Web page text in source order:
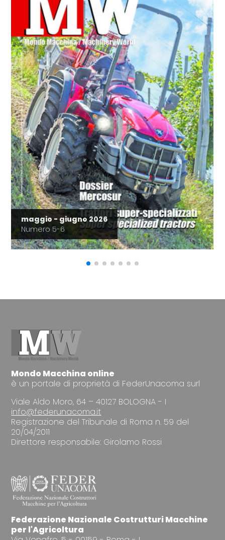
maggio - giugno 2026
Numero 5-6
Mondo Macchina online
è un portale di proprietà di FederUnacoma surl
Viale Aldo Moro, 64 – 40127 BOLOGNA - I
info@federunacoma.it
Registrazione del Tribunale di Roma n. 59 del
20/04/2011
Direttore responsabile: Girolamo Rossi
Federazione Nazionale Costrutturi Macchine
per l'Agricoltura